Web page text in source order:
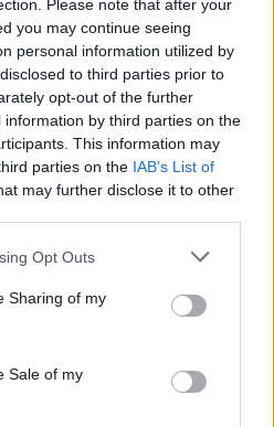
Please note that after your
you may continue seeing
personal information utilized by
to third parties prior to
opt-out of the further
by third parties on the
This information may
parties on the IAB’s List of
may further disclose it to other
Opt Outs
Sharing of my
Sale of my
pe Edi Iordănescu,
2021
ad
după ororile comise de